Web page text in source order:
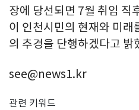
장에 당선되면 7월 취임 직
이 인천시민의 현재와 미
의 추경을 단행하겠다고 밝
see@news1.kr
관련 키워드